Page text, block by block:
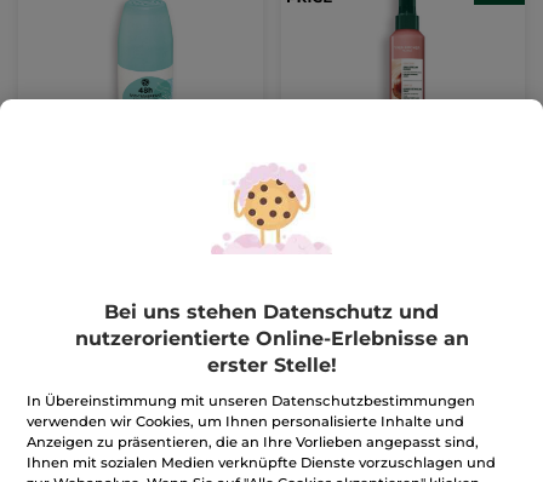
Algen aus der Bretagne
Express
Entwirrungsspray
Flakon
-50%
Bei uns stehen Datenschutz und
nutzerorientierte Online-Erlebnisse an
erster Stelle!
In Übereinstimmung mit unseren Datenschutzbestimmungen
verwenden wir Cookies, um Ihnen personalisierte Inhalte und
Anzeigen zu präsentieren, die an Ihre Vorlieben angepasst sind,
Ihnen mit sozialen Medien verknüpfte Dienste vorzuschlagen und